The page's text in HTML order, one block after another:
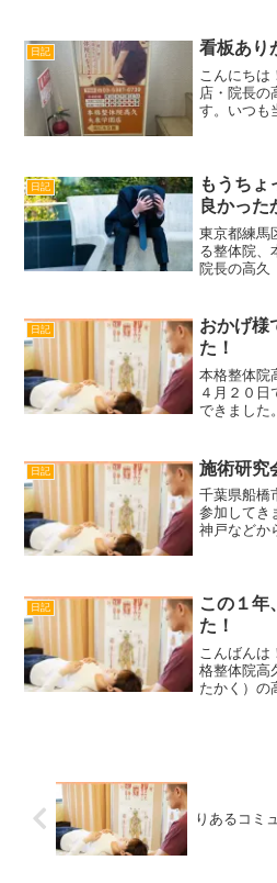
ほんとにこ
た。時間は
日記 看板あり
こんにちは
店・院長の
す。いつも
に伴い撤去
日記
もうちょ
良かっ
東京都練馬
る整体院、
院長の高久
と早く氣が
思うことが
日記
おかげ様
た！
本格整体院
４月２０日
できました
です。本当
す。今後も
日記 施術研究
千葉県船橋
参加してき
神戸などか
える研究
日記
この１年
た！
こんばんは
格整体院高
たかく）の
りあるコミ